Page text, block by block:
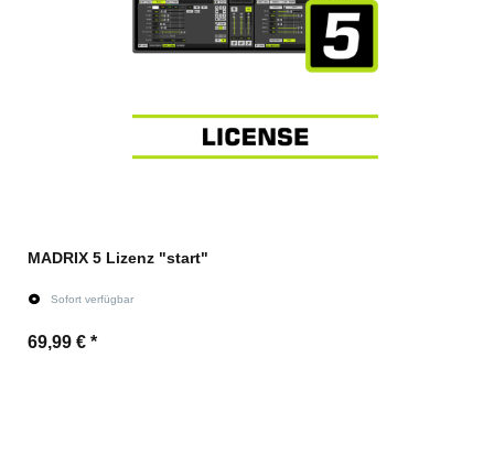
MADRIX 5 Lizenz "start"
Sofort verfügbar
69,99 € *